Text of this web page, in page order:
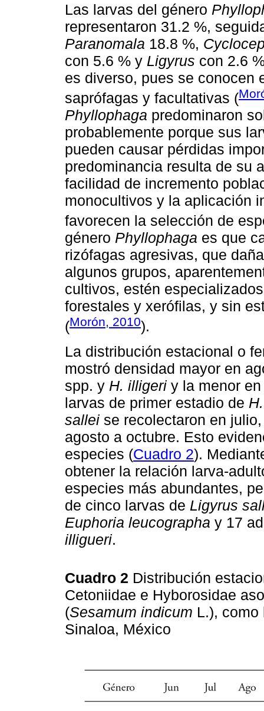
Las larvas del género
representaron 31.2 %,
Paranomala 18.8 %,
con 5.6 % y Ligyrus con 2.6
es diverso, pues se conocen
saprófagas y facultativas (
Phyllophaga predominaron
probablemente porque sus
pueden causar pérdidas
predominancia resulta de su
facilidad de incremento
monocultivos y la aplicación
favorecen la selección de
género Phyllophaga es que
rizófagas agresivas, que
algunos grupos,
cultivos, estén
forestales y xerófilas, y sin
(Morón, 2010).
La distribución estacional o
mostró densidad mayor en
spp. y H. illigeri y la menor
larvas de primer estadio de
sallei se recolectaron en
agosto a octubre. Esto
especies (Cuadro 2).
obtener la relación larva-
especies más abundantes,
de cinco larvas de Ligyrus
Euphoria leucographa y 17
illigueri.
Cuadro 2 Distribución
Cetoniidae e Hyborosidae
(Sesamum indicum L.), como
Sinaloa, México